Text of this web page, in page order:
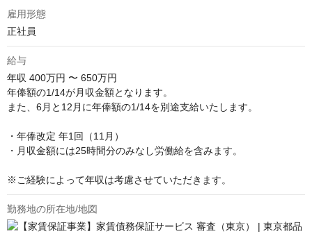
雇用形態
正社員
給与
年収 400万円 〜 650万円
年俸額の1/14が月収金額となります。
また、6月と12月に年俸額の1/14を別途支給いたします。
・年俸改定 年1回（11月）
・月収金額には25時間分のみなし労働給を含みます。
※ご経験によって年収は考慮させていただきます。
勤務地の所在地/地図